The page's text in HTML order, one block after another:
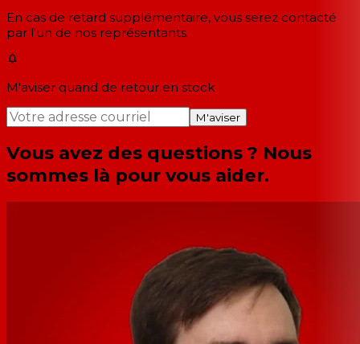
En cas de retard supplémentaire, vous serez contacté
par l'un de nos représentants.
M'aviser quand de retour en stock
M'aviser
Vous avez des questions ? Nous
sommes là pour vous aider.